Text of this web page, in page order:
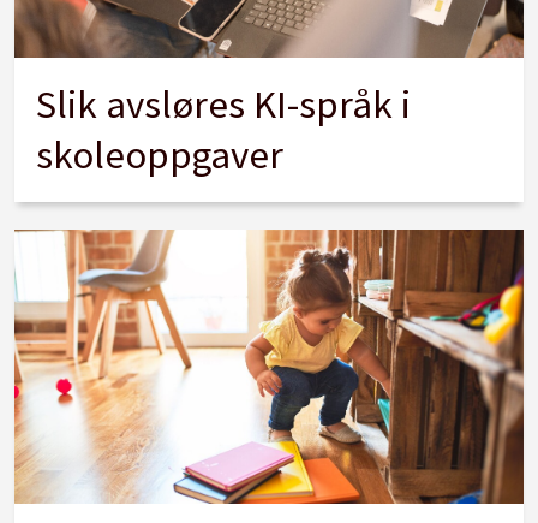
Slik avsløres KI-språk i
skoleoppgaver